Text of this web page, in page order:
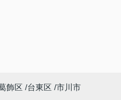
飾区 台東区 市川市